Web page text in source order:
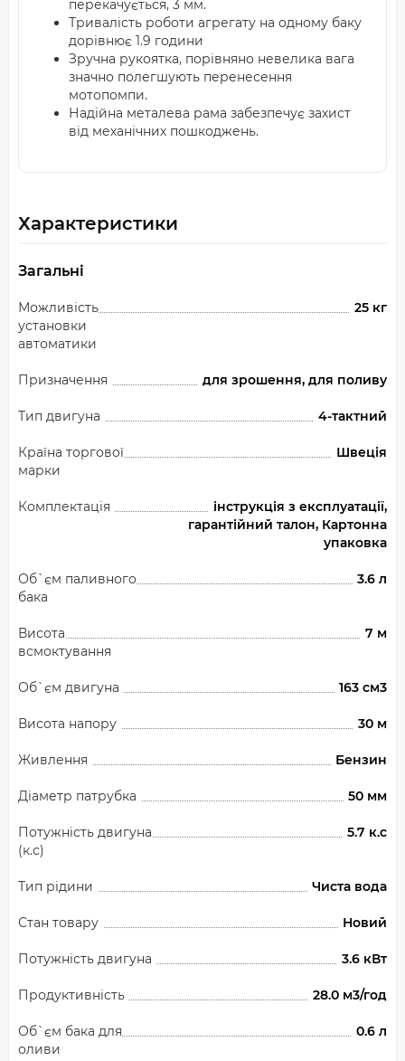
перекачується, 3 мм.
Тривалість роботи агрегату на одному баку
дорівнює 1.9 години
Зручна рукоятка, порівняно невелика вага
значно полегшують перенесення
мотопомпи.
Надійна металева рама забезпечує захист
від механічних пошкоджень.
Характеристики
Загальні
Можливість
установки
автоматики
25 кг
Призначення для зрошення, для поливу
Тип двигуна 4-тактний
Країна торгової
марки
Швеція
Комплектація
інструкція з експлуатації,
гарантійний талон, Картонна
упаковка
Об`єм паливного
бака
3.6 л
Висота
всмоктування
7 м
Об`єм двигуна 163 см3
Висота напору 30 м
Живлення Бензин
Діаметр патрубка 50 мм
Потужність двигуна
(к.с)
5.7 к.с
Тип рідини Чиста вода
Стан товару Новий
Потужність двигуна 3.6 кВт
Продуктивність 28.0 м3/год
Об`єм бака для
оливи
0.6 л